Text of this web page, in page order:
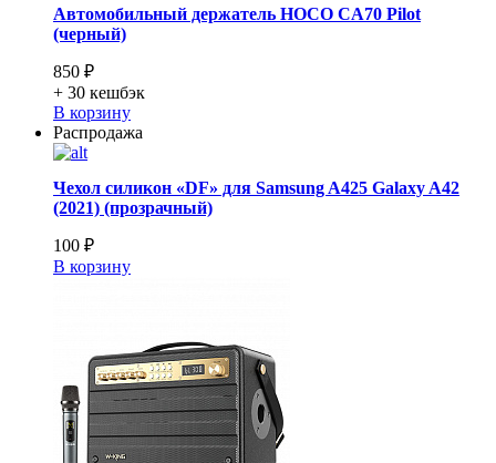
Автомобильный держатель HOCO CA70 Pilot
(черный)
850 ₽
+ 30 кешбэк
В корзину
Распродажа
Чехол силикон «DF» для Samsung A425 Galaxy A42
(2021) (прозрачный)
100 ₽
В корзину